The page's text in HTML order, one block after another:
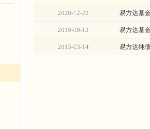
2020-12-22 易方达基
2019-09-12 易方达基
2015-03-14 易方达纯